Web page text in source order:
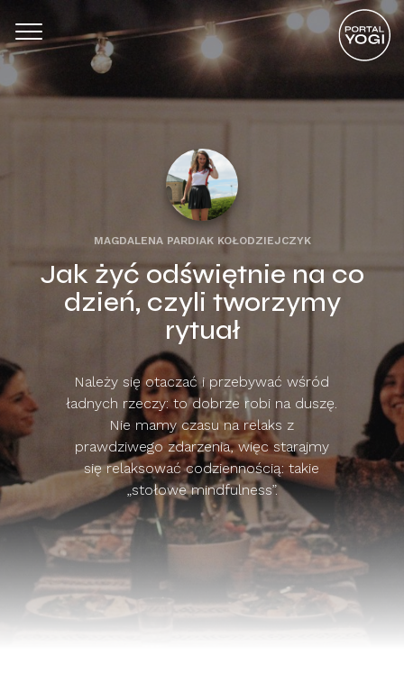
MAGDALENA PARDIAK KOŁODZIEJCZYK
Jak żyć odświętnie na co
dzień, czyli tworzymy
rytuał
Należy się otaczać i przebywać wśród
ładnych rzeczy: to dobrze robi na duszę.
Nie mamy czasu na relaks z
prawdziwego zdarzenia, więc starajmy
się relaksować codziennością: takie
„stołowe mindfulness”.